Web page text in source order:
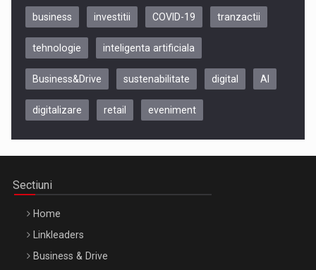
Be Inspired. Make it Happen!, CLUJ, 9 Decembrie
business investitii COVID-19 tranzactii
tehnologie inteligenta artificiala
Business&Drive sustenabilitate digital AI
digitalizare retail eveniment
Sectiuni
Home
Linkleaders
Business & Drive